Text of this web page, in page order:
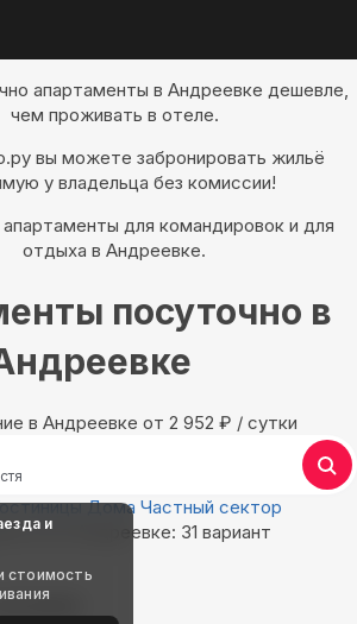
апартаменты в Андреевке дешевле,
чем проживать в отеле.
вы можете забронировать жильё
у владельца без комиссии!
для командировок и для
отдыха в Андреевке.
посуточно в
в Андреевке oт 2 952 ₽ / сутки
Дома Частный сектор
в Андреевке: 31 вариант
и
стоимость